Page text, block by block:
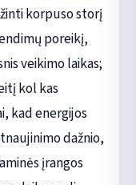
korpuso storį
poreikį,
veikimo laikas;
kol kas
kad energijos
dažnio,
įrangos